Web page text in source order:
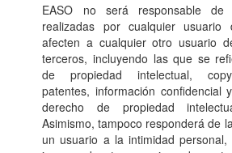
EASO no será responsable de
realizadas por cualquier
afecten a cualquier otro usuario
terceros, incluyendo las que se
de propiedad intelectual,
patentes, información confidencial
derecho de propiedad
Asimismo, tampoco responderá de
un usuario a la intimidad